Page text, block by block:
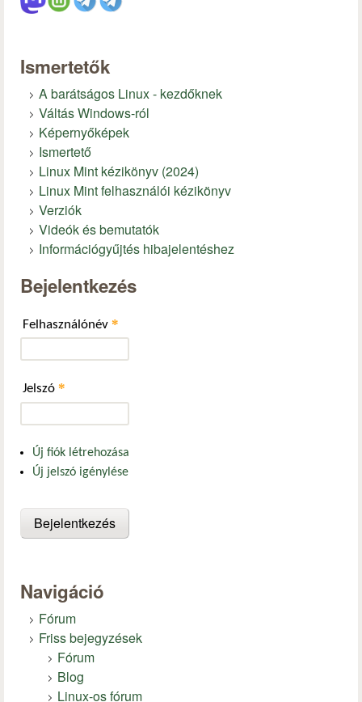
Ismertetők
A barátságos Linux - kezdőknek
Váltás Windows-ról
Képernyőképek
Ismertető
Linux Mint kézikönyv (2024)
Linux Mint felhasználói kézikönyv
Verziók
Videók és bemutatók
Információgyűjtés hibajelentéshez
Bejelentkezés
Felhasználónév *
Jelszó *
Új fiók létrehozása
Új jelszó igénylése
Navigáció
Fórum
Friss bejegyzések
Fórum
Blog
Linux-os fórum